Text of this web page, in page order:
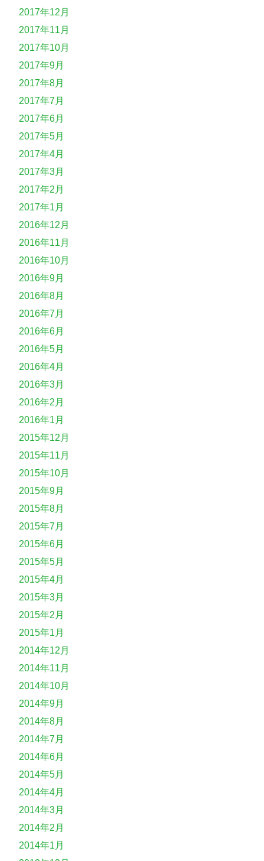
2017年12月
2017年11月
2017年10月
2017年9月
2017年8月
2017年7月
2017年6月
2017年5月
2017年4月
2017年3月
2017年2月
2017年1月
2016年12月
2016年11月
2016年10月
2016年9月
2016年8月
2016年7月
2016年6月
2016年5月
2016年4月
2016年3月
2016年2月
2016年1月
2015年12月
2015年11月
2015年10月
2015年9月
2015年8月
2015年7月
2015年6月
2015年5月
2015年4月
2015年3月
2015年2月
2015年1月
2014年12月
2014年11月
2014年10月
2014年9月
2014年8月
2014年7月
2014年6月
2014年5月
2014年4月
2014年3月
2014年2月
2014年1月